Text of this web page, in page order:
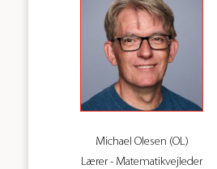
Michael Olesen (OL)
Lærer - Matematikvejleder